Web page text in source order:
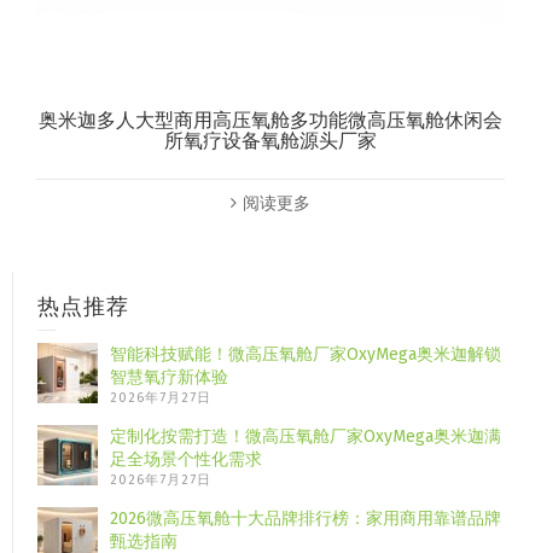
奥米迦多人大型商用高压氧舱多功能微高压氧舱休闲会
所氧疗设备氧舱源头厂家
阅读更多
热点推荐
智能科技赋能！微高压氧舱厂家OxyMega奥米迦解锁
智慧氧疗新体验
2026年7月27日
定制化按需打造！微高压氧舱厂家OxyMega奥米迦满
足全场景个性化需求
2026年7月27日
2026微高压氧舱十大品牌排行榜：家用商用靠谱品牌
甄选指南